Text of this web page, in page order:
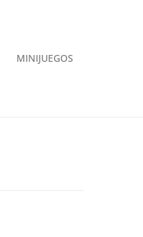
MINIJUEGOS